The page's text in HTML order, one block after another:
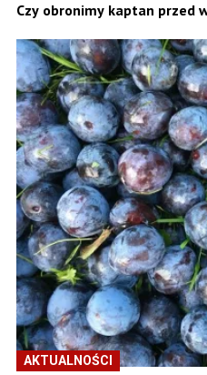
Czy obronimy kaptan przed
AKTUALNOŚCI